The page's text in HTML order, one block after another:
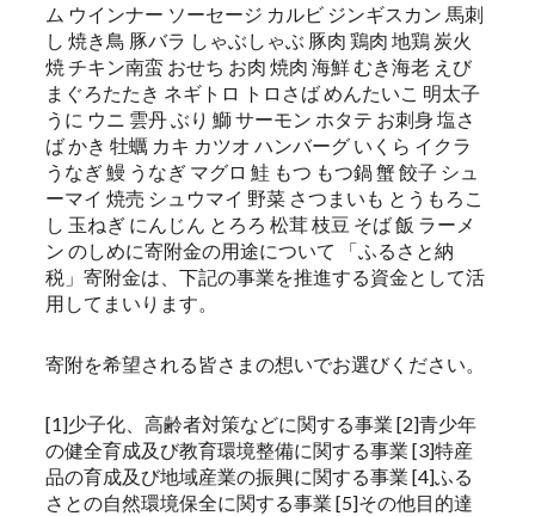
ム ウインナー ソーセージ カルビ ジンギスカン 馬刺
し 焼き鳥 豚バラ しゃぶしゃぶ 豚肉 鶏肉 地鶏 炭火
焼 チキン南蛮 おせち お肉 焼肉 海鮮 むき海老 えび
まぐろたたき ネギトロ トロさば めんたいこ 明太子
うに ウニ 雲丹 ぶり 鰤 サーモン ホタテ お刺身 塩さ
ば かき 牡蠣 カキ カツオ ハンバーグ いくら イクラ
うなぎ 鰻 うなぎ マグロ 鮭 もつ もつ鍋 蟹 餃子 シュ
ーマイ 焼売 シュウマイ 野菜 さつまいも とうもろこ
し 玉ねぎ にんじん とろろ 松茸 枝豆 そば 飯 ラーメ
ン のしめに寄附金の用途について 「ふるさと納
税」寄附金は、下記の事業を推進する資金として活
用してまいります。
寄附を希望される皆さまの想いでお選びください。
[1]少子化、高齢者対策などに関する事業 [2]青少年
の健全育成及び教育環境整備に関する事業 [3]特産
品の育成及び地域産業の振興に関する事業 [4]ふる
さとの自然環境保全に関する事業 [5]その他目的達